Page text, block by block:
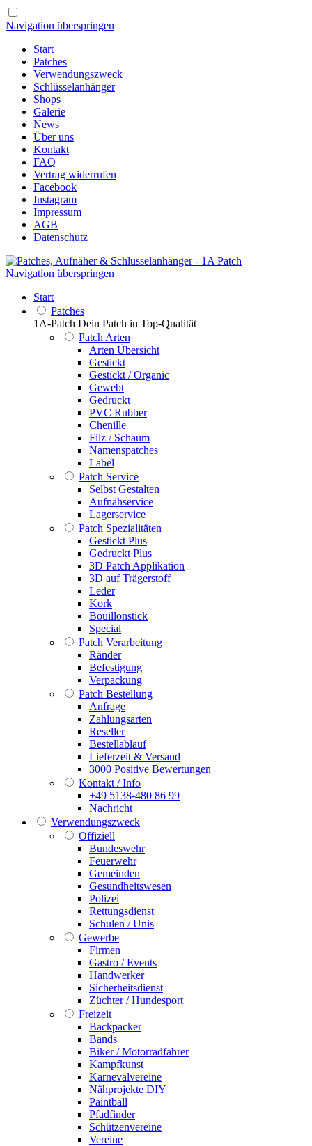
Navigation überspringen
Start
Patches
Verwendungszweck
Schlüsselanhänger
Shops
Galerie
News
Über uns
Kontakt
FAQ
Vertrag widerrufen
Facebook
Instagram
Impressum
AGB
Datenschutz
Navigation überspringen
Start
Patches
1A-Patch Dein Patch in Top-Qualität
Patch Arten
Arten Übersicht
Gestickt
Gestickt / Organic
Gewebt
Gedruckt
PVC Rubber
Chenille
Filz / Schaum
Namenspatches
Label
Patch Service
Selbst Gestalten
Aufnähservice
Lagerservice
Patch Spezialitäten
Gestickt Plus
Gedruckt Plus
3D Patch Applikation
3D auf Trägerstoff
Leder
Kork
Bouillonstick
Special
Patch Verarbeitung
Ränder
Befestigung
Verpackung
Patch Bestellung
Anfrage
Zahlungsarten
Reseller
Bestellablauf
Lieferzeit & Versand
3000 Positive Bewertungen
Kontakt / Info
+49 5138-480 86 99
Nachricht
Verwendungszweck
Offiziell
Bundeswehr
Feuerwehr
Gemeinden
Gesundheitswesen
Polizei
Rettungsdienst
Schulen / Unis
Gewerbe
Firmen
Gastro / Events
Handwerker
Sicherheitsdienst
Züchter / Hundesport
Freizeit
Backpacker
Bands
Biker / Motorradfahrer
Kampfkunst
Karnevalvereine
Nähprojekte DIY
Paintball
Pfadfinder
Schützenvereine
Vereine